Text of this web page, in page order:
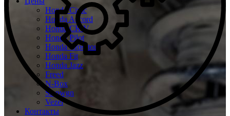
Honda Civic
Honda Accord
Honda CR-V
Honda Pilot
Honda Crosstour
Honda Fit
Honda Jazz
Freed
N-Box
Stepwgn
Vezel
Контакты